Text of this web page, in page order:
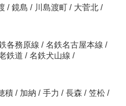
/ 鏡島 / 川島渡町 / 大菅北 /
各務原線 / 名鉄名古屋本線 /
鉄道 / 名鉄犬山線 /
積 / 加納 / 手力 / 長森 / 笠松 /